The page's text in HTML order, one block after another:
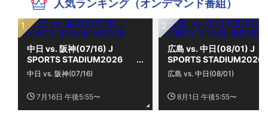
人気ランキング（オンデマンド番組）
中日 vs. 阪神(07/16) J
SPORTS STADIUM2026
7月16日 午後5:55〜
中日 vs. 阪神(07/16)
広島 vs. 中日(08/01) J
SPORTS STADIUM2026
8月1日 午後5:55〜
広島 vs. 中日(08/01)